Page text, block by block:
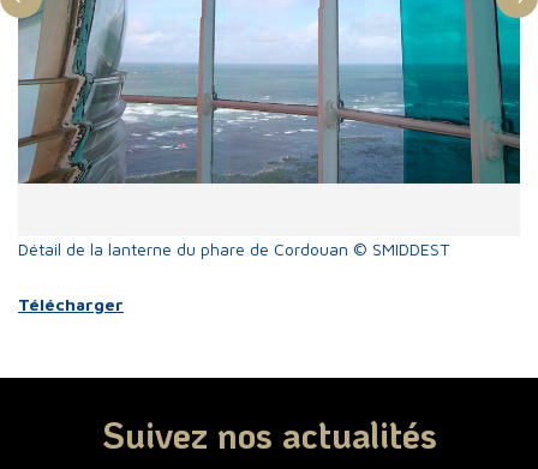
Ils nous soutiennent
Patrimoine naturel
Informations pratiques
Détail de la lanterne du phare de Cordouan © SMIDDEST
Télécharger
Suivez nos actualités